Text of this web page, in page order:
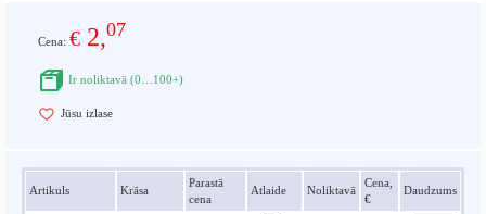
Cena: € 2,07
Ir noliktavā (0…100+)
Jūsu izlase
Artikuls Krāsa
Parastā
cena
Atlaide Noliktavā
Cena,
€
Daudzums